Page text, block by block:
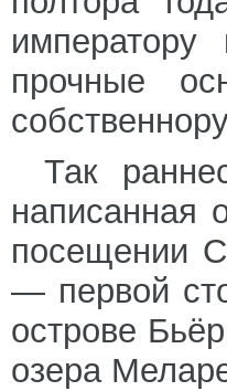
прочные
Так
написанная
посещении
— первой
острове
озера